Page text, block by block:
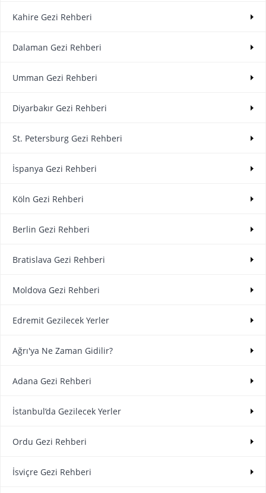
Kahire Gezi Rehberi
Dalaman Gezi Rehberi
Umman Gezi Rehberi
Diyarbakır Gezi Rehberi
St. Petersburg Gezi Rehberi
İspanya Gezi Rehberi
Köln Gezi Rehberi
Berlin Gezi Rehberi
Bratislava Gezi Rehberi
Moldova Gezi Rehberi
Edremit Gezilecek Yerler
Ağrı'ya Ne Zaman Gidilir?
Adana Gezi Rehberi
İstanbul’da Gezilecek Yerler
Ordu Gezi Rehberi
İsviçre Gezi Rehberi